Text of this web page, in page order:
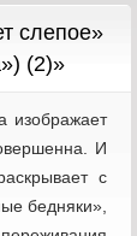
слепое»
(2)»
изображает
И
с
бедняки»,